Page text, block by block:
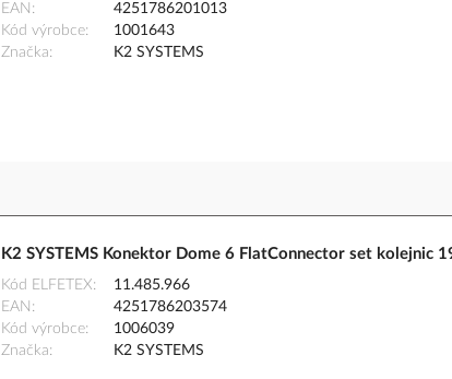
EAN
4251786201013
Kód výrobce
1001643
Značka
K2 SYSTEMS
K2 SYSTEMS Konektor Dome 6 FlatConnector set kolejnic
Kód ELFETEX
11.485.966
EAN
4251786203574
Kód výrobce
1006039
Značka
K2 SYSTEMS